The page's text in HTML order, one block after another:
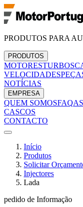
PRODUTOS PARA
PRODUTOS
MOTORESTURBOS
VELOCIDADES
NOTÍCIAS
EMPRESA
QUEM SOMOSFAQ
CASCOS
CONTACTO
Início
Produtos
Solicitar
Injectores
Lada
pedido de Informação